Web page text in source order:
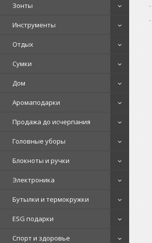
Зонты
Инструменты
Отдых
Сумки
Дом
Аромаподарки
Продажа до исчерпания
Головные уборы
Блокноты и ручки
Электроника
Бутылки и термокружки
ESG подарки
Спорт и здоровье